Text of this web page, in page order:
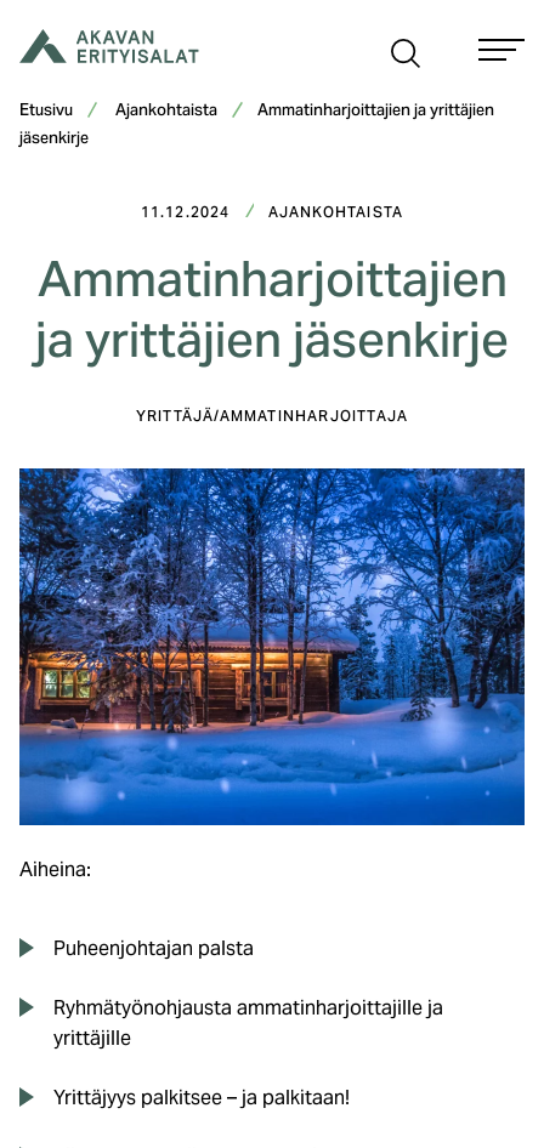
sisältöön
Etusivu Ajankohtaista
Ammatinharjoittajien ja yrittäjien
jäsenkirje
11.12.2024 AJANKOHTAISTA
Ammatinharjoittajien
ja yrittäjien jäsenkirje
YRITTÄJÄ/AMMATINHARJOITTAJA
Aiheina:
Puheenjohtajan palsta
Ryhmätyönohjausta ammatinharjoittajille ja
yrittäjille
Yrittäjyys palkitsee – ja palkitaan!